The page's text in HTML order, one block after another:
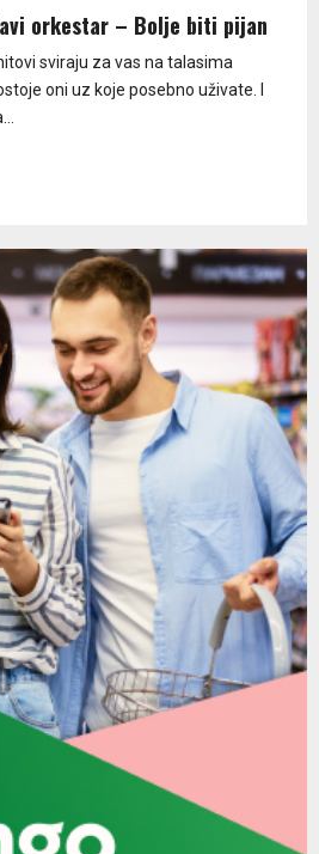
orkestar – Bolje biti pijan
sviraju za vas na talasima
oni uz koje posebno uživate. I